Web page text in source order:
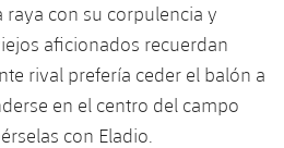
con su corpulencia y
aficionados recuerdan
rival prefería ceder el balón a
en el centro del campo
con Eladio.